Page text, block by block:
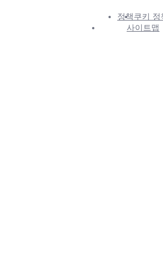
Footer
정책 쿠키 정
사이트맵